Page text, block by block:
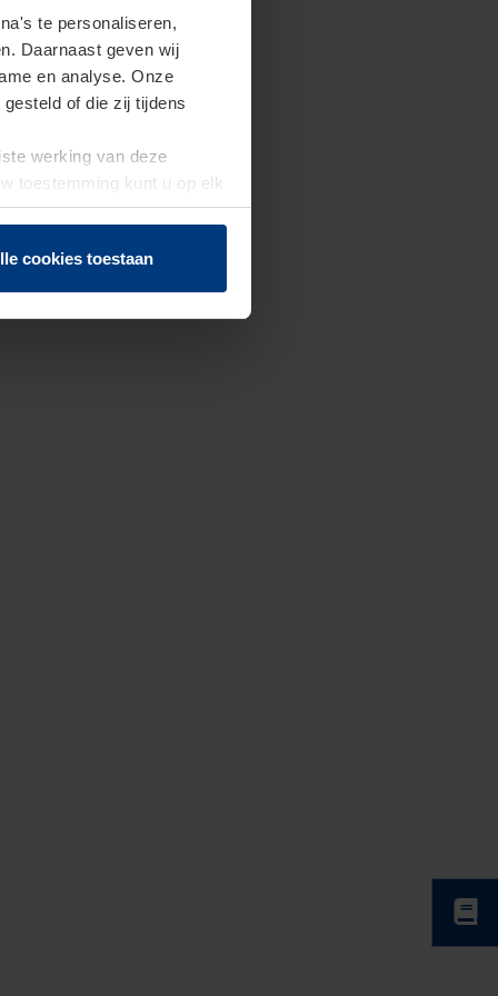
te personaliseren,
Daarnaast geven wij
en analyse. Onze
of die zij tijdens
werking van deze
toestemming kunt u op elk
herroepen.
cookies toestaan